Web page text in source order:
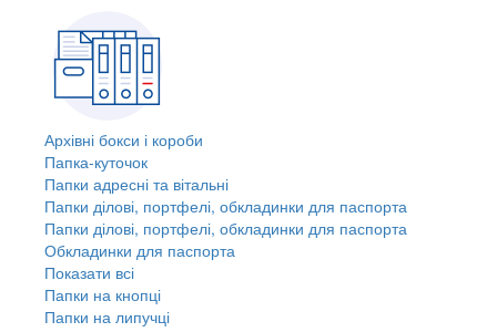
Архівні бокси і короби
Папка-куточок
Папки адресні та вітальні
Папки ділові, портфелі, обкладинки для паспорта
Папки ділові, портфелі, обкладинки для паспорта
Обкладинки для паспорта
Показати всі
Папки на кнопці
Папки на липучці